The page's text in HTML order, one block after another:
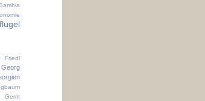
Friedl
Georg
Gerrit